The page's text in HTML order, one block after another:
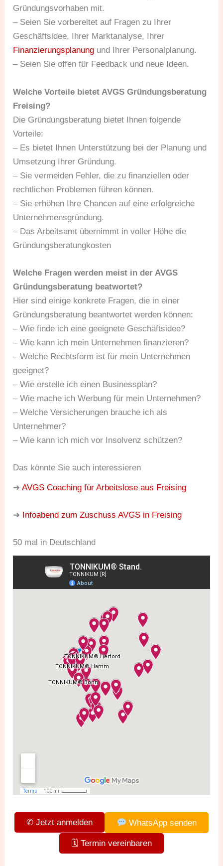
Gründungsvorhaben mit.
– Seien Sie vorbereitet auf Fragen zu Ihrer
Geschäftsidee, Ihrer Marktanalyse, Ihrer
Finanzierungsplanung und Ihrer Personalplanung.
– Seien Sie offen für Feedback und neue Ideen.
Welche Vorteile bietet AVGS Gründungsberatung
Freising?
Die Gründungsberatung bietet Ihnen folgende
Vorteile:
– Es bietet Ihnen Unterstützung bei der Planung und
Umsetzung Ihrer Gründung.
– Sie vermeiden Fehler, die zu finanziellen oder
rechtlichen Problemen führen können.
– Sie erhöhen Ihre Chancen auf eine erfolgreiche
Unternehmensgründung.
– Das Arbeitsamt übernimmt in voller Höhe die
Gründungsberatungkosten
Welche Fragen werden meist in der AVGS
Gründungsberatung beatwortet?
Hier sind einige konkrete Fragen, die in einer
Gründungsberatung beantwortet werden können:
– Wie finde ich eine geeignete Geschäftsidee?
– Wie kann ich mein Unternehmen finanzieren?
– Welche Rechtsform ist für mein Unternehmen
geeignet?
– Wie erstelle ich einen Businessplan?
– Wie mache ich Werbung für mein Unternehmen?
– Welche Versicherungen brauche ich als
Unternehmer?
– Wie kann ich mich vor Insolvenz schützen?
Das könnte Sie auch interessieren
➜AVGS Coaching für Arbeitslose aus Freising
➜ Infoabend zum Zuschuss AVGS in Freising
50 mal in Deutschland
✆ Jetzt anmelden WhatsApp senden
🗓 Termin vereinbaren